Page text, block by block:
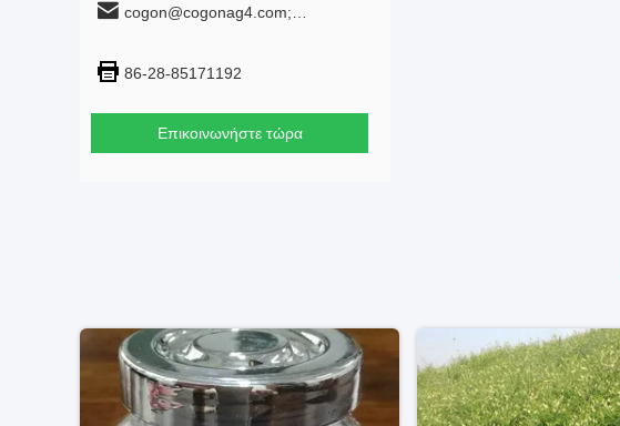
cogon@cogonag4.com;
86-28-85171192
Επικοινωνήστε τώρα